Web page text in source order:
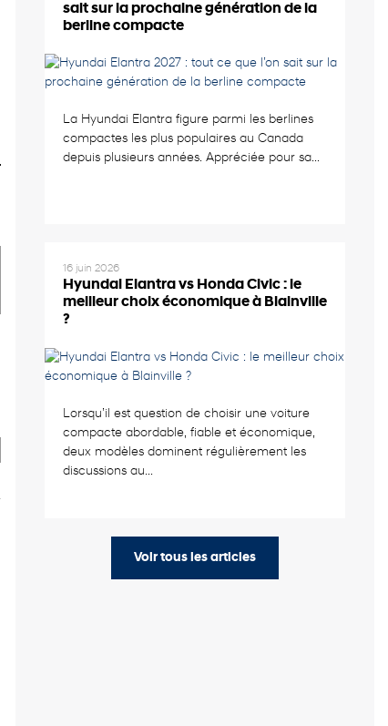
sait sur la prochaine génération de la
berline compacte
La Hyundai Elantra figure parmi les berlines
compactes les plus populaires au Canada
depuis plusieurs années. Appréciée pour sa...
16 juin 2026
Hyundai Elantra vs Honda Civic : le
meilleur choix économique à Blainville
?
Lorsqu’il est question de choisir une voiture
compacte abordable, fiable et économique,
deux modèles dominent régulièrement les
discussions au...
Voir tous les articles